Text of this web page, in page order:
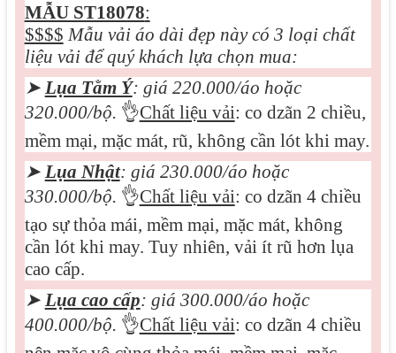
MẪU ST18078:
$$$$ Mẫu vải áo dài đẹp này có 3 loại chất
liệu vải để quý khách lựa chọn mua:
➤ Lụa Tằm Ý: giá 220.000/áo hoặc
320.000/bộ. 👌Chất liệu vải: co dzãn 2 chiều,
mềm mại, mặc mát, rũ, không cần lót khi may.
➤ Lụa Nhật: giá 230.000/áo hoặc
330.000/bộ. 👌Chất liệu vải: co dzãn 4 chiều
tạo sự thỏa mái, mềm mại, mặc mát, không
cần lót khi may. Tuy nhiên, vải ít rũ hơn lụa
cao cấp.
➤ Lụa cao cấp: giá 300.000/áo hoặc
400.000/bộ. 👌Chất liệu vải: co dzãn 4 chiều